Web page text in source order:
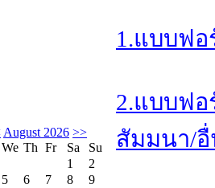
August 2026 >>
We Th Fr Sa
Su
1
2
5 6 7 8
9
1.แบบฟ
2.แบบฟ
สัมมนา/